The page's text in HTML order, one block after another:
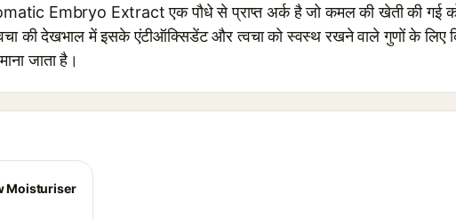
Embryo Extract एक पौधे से प्राप्त अर्क है जो कमल की खेती की गई
की देखभाल में इसके एंटीऑक्सिडेंट और त्वचा को स्वस्थ रखने वाले गुणों के लिए
जाता है।
Moisturiser